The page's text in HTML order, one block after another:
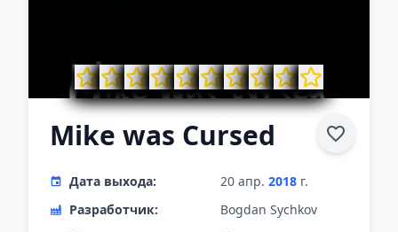
Mike was Сursed
Дата выхода: 20 апр. 2018 г.
Разработчик:
Bogdan Sychkov